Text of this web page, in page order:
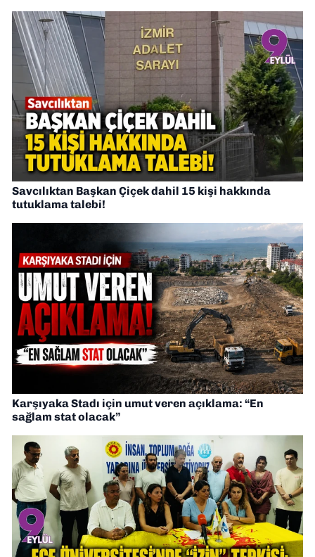
Savcılıktan Başkan Çiçek dahil 15 kişi hakkında
tutuklama talebi!
Karşıyaka Stadı için umut veren açıklama: “En
sağlam stat olacak”